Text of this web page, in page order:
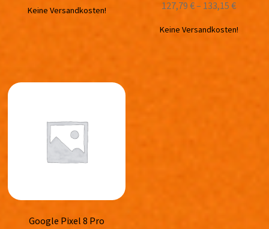
Keine Versandkosten!
127,79€– 133,15€
Keine Versandkosten!
Google Pixel 8 Pro